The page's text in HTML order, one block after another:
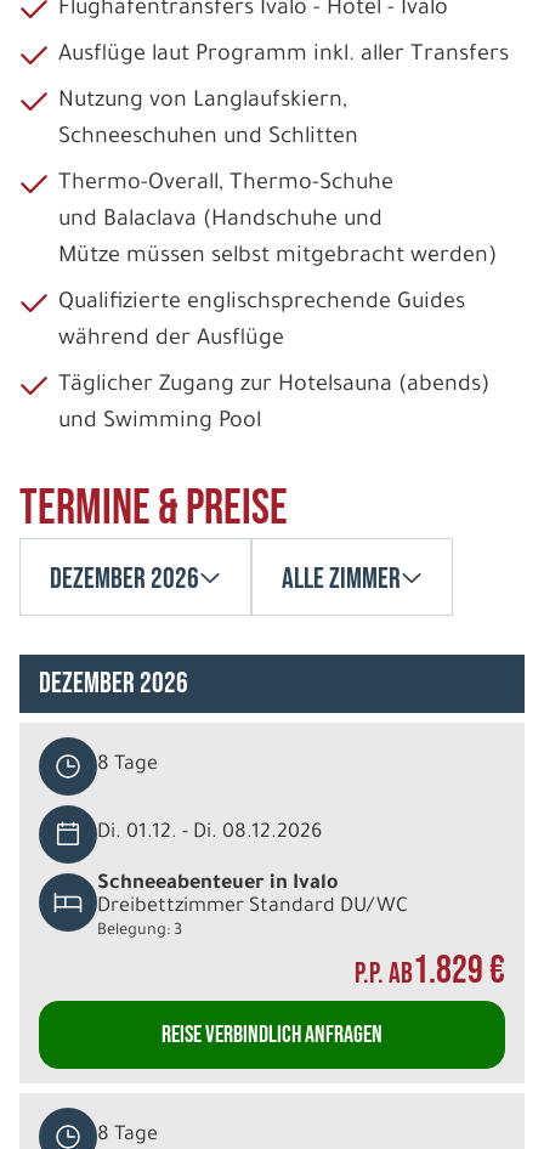
Flughafentransfers Ivalo - Hotel - Ivalo
Ausflüge laut Programm inkl. aller Transfers
Nutzung von Langlaufskiern,
Schneeschuhen und Schlitten
Thermo-Overall, Thermo-Schuhe
und Balaclava (Handschuhe und
Mütze müssen selbst mitgebracht werden)
Qualifizierte englischsprechende Guides
während der Ausflüge
Täglicher Zugang zur Hotelsauna (abends)
und Swimming Pool
Termine & Preise
Dezember 2026 Alle Zimmer
Dezember 2026
8 Tage
Di. 01.12. - Di. 08.12.2026
Schneeabenteuer in Ivalo
Dreibettzimmer Standard DU/WC
Belegung: 3
P.P. AB1.829 €
REISE VERBINDLICH ANFRAGEN
8 Tage